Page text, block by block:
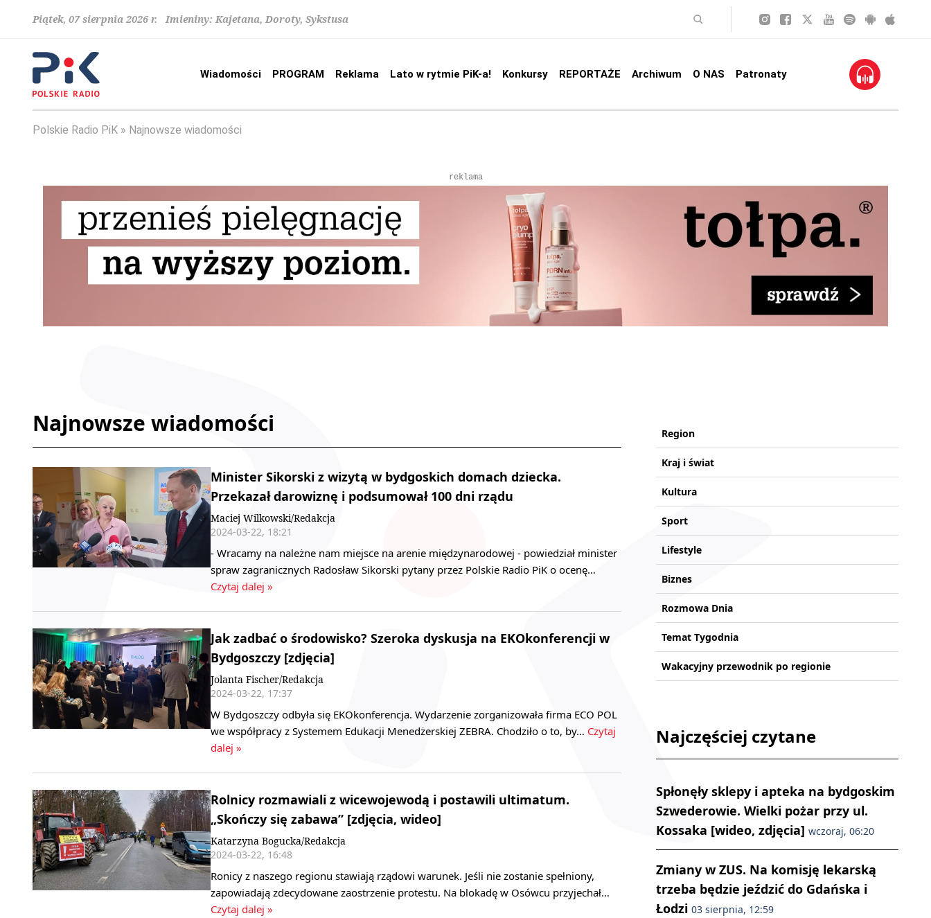
Piątek, 07 sierpnia 2026 r. Imieniny: Kajetana, Doroty, Sykstusa
Wiadomości PROGRAM Reklama Lato w rytmie PiK-a! Konkursy REPORTAŻE Archiwum O NAS Patronaty
Polskie Radio PiK Najnowsze wiadomości
reklama
Najnowsze wiadomości
Minister Sikorski z wizytą w bydgoskich domach dziecka.
Przekazał darowiznę i podsumował 100 dni rządu
Maciej Wilkowski/Redakcja
2024-03-22, 18:21
- Wracamy na należne nam miejsce na arenie międzynarodowej - powiedział minister
spraw zagranicznych Radosław Sikorski pytany przez Polskie Radio PiK o ocenę…
Czytaj dalej »
Jak zadbać o środowisko? Szeroka dyskusja na EKOkonferencji w
Bydgoszczy [zdjęcia]
Jolanta Fischer/Redakcja
2024-03-22, 17:37
W Bydgoszczy odbyła się EKOkonferencja. Wydarzenie zorganizowała firma ECO POL
we współpracy z Systemem Edukacji Menedżerskiej ZEBRA. Chodziło o to, by… Czytaj
dalej »
Rolnicy rozmawiali z wicewojewodą i postawili ultimatum.
„Skończy się zabawa” [zdjęcia, wideo]
Katarzyna Bogucka/Redakcja
2024-03-22, 16:48
Ronicy z naszego regionu stawiają rządowi warunek. Jeśli nie zostanie spełniony,
zapowiadają zdecydowane zaostrzenie protestu. Na blokadę w Osówcu przyjechał…
Czytaj dalej »
Region
Kraj i świat
Kultura
Sport
Lifestyle
Biznes
Rozmowa Dnia
Temat Tygodnia
Wakacyjny przewodnik po regionie
Najczęściej czytane
Spłonęły sklepy i apteka na bydgoskim
Szwederowie. Wielki pożar przy ul.
Kossaka [wideo, zdjęcia] wczoraj, 06:20
Zmiany w ZUS. Na komisję lekarską
trzeba będzie jeździć do Gdańska i
Łodzi 03 sierpnia, 12:59